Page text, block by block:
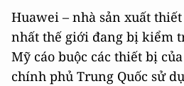
Huawei – nhà sản xuất
nhất thế giới đang bị kiểm
Mỹ cáo buộc các thiết bị
chính phủ Trung Quốc sử